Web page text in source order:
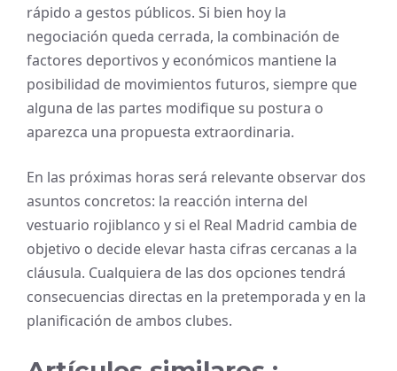
rápido a gestos públicos. Si bien hoy la
negociación queda cerrada, la combinación de
factores deportivos y económicos mantiene la
posibilidad de movimientos futuros, siempre que
alguna de las partes modifique su postura o
aparezca una propuesta extraordinaria.
En las próximas horas será relevante observar dos
asuntos concretos: la reacción interna del
vestuario rojiblanco y si el Real Madrid cambia de
objetivo o decide elevar hasta cifras cercanas a la
cláusula. Cualquiera de las dos opciones tendrá
consecuencias directas en la pretemporada y en la
planificación de ambos clubes.